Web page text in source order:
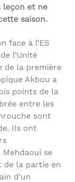
leçon et ne
saison.
face à l’ES
l’Unité
de la première
Akbou a
points de la
entre les
sont
Ils ont
se
de la partie en
d’un